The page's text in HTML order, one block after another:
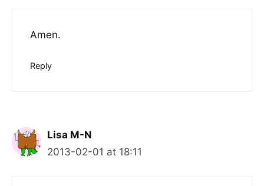
Amen.
Reply
Lisa M-N
2013-02-01 at 18:11